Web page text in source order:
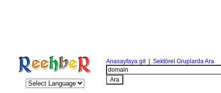
Anasayfaya git| Sektörel Gruplarda Ara